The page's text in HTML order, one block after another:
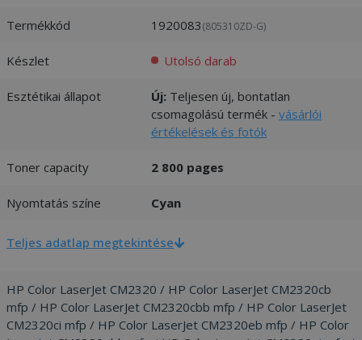
Termékkód 1920083(805310ZD-G)
Készlet Utolsó darab
Esztétikai állapot Új: Teljesen új, bontatlan
csomagolású termék - vásárlói
értékelések és fotók
Toner capacity 2 800 pages
Nyomtatás színe Cyan
Teljes adatlap megtekintése
HP Color LaserJet CM2320 / HP Color LaserJet CM2320cb
mfp / HP Color LaserJet CM2320cbb mfp / HP Color LaserJet
CM2320ci mfp / HP Color LaserJet CM2320eb mfp / HP Color